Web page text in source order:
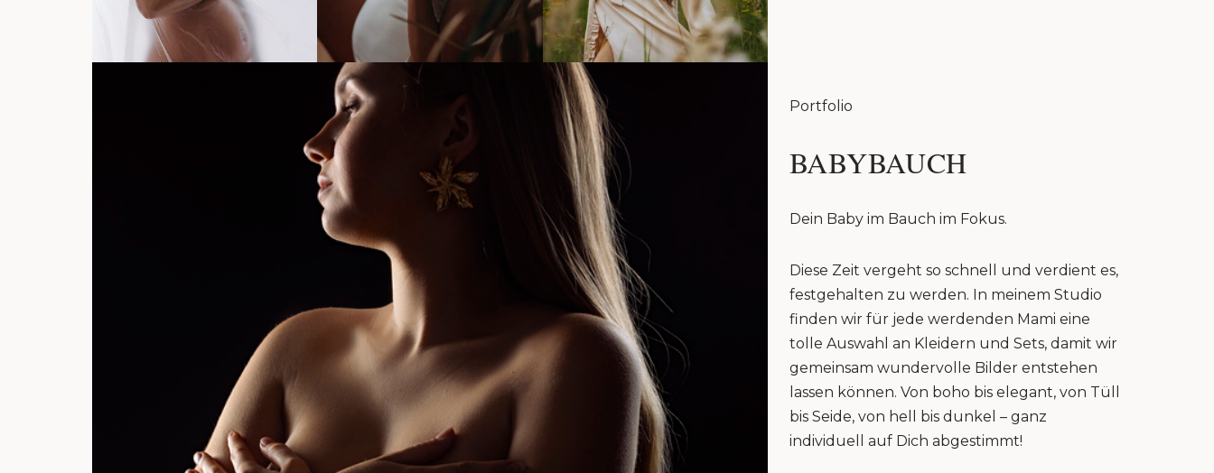
Portfolio
BABYBAUCH
Dein Baby im Bauch im Fokus.
Diese Zeit vergeht so schnell und verdient es,
festgehalten zu werden. In meinem Studio
finden wir für jede werdenden Mami eine
tolle Auswahl an Kleidern und Sets, damit wir
gemeinsam wundervolle Bilder entstehen
lassen können. Von boho bis elegant, von Tüll
bis Seide, von hell bis dunkel – ganz
individuell auf Dich abgestimmt!